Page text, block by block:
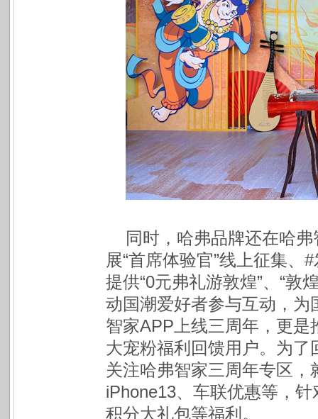
同时，哈弗品牌还在哈
展“首席体验官”线上征集
提供“0元弗礼游敦煌”、“敦
动国潮爱好者参与互动，
智家APP上线三周年，更
大宠粉福利回馈用户。为
关注哈弗智家三周年专区
iPhone13、车联优惠等，
积分大礼包等福利。